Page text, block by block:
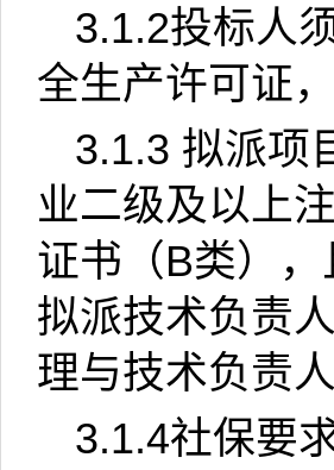
3.1.2投标人
全生产许可证
3.1.3 拟派项
业二级及以上
证书（B类）
拟派技术负责
理与技术负责
3.1.4社保要